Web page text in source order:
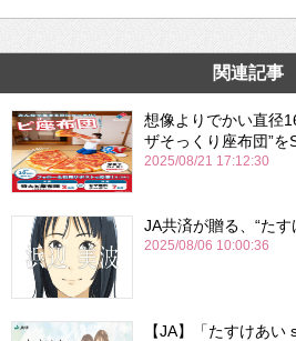
関連記事
想像よりでかい直径
ザそっくり座布団”を
2025/08/21 17:12:30
JA共済が贈る、“た
2025/08/06 10:00:36
【JA】「たすけあ